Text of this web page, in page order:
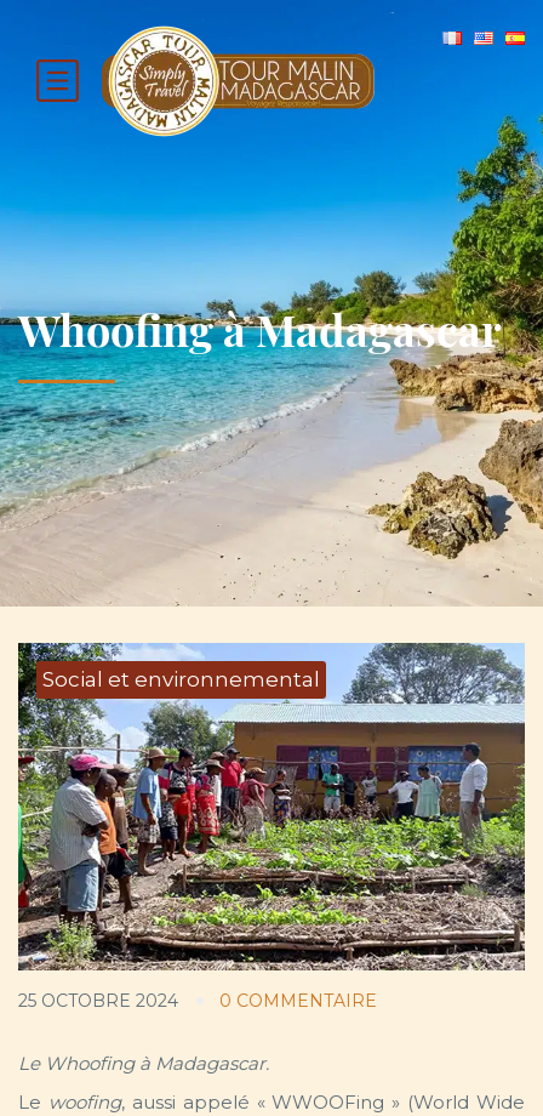
Whoofing à Madagascar
Social et environnemental
25 OCTOBRE 2024 0 COMMENTAIRE
Le Whoofing à Madagascar.
Le woofing, aussi appelé « WWOOFing » (World Wide